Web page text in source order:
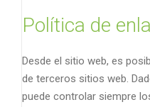
Política de
Desde el sitio web, es
de terceros sitios web.
puede controlar siempre